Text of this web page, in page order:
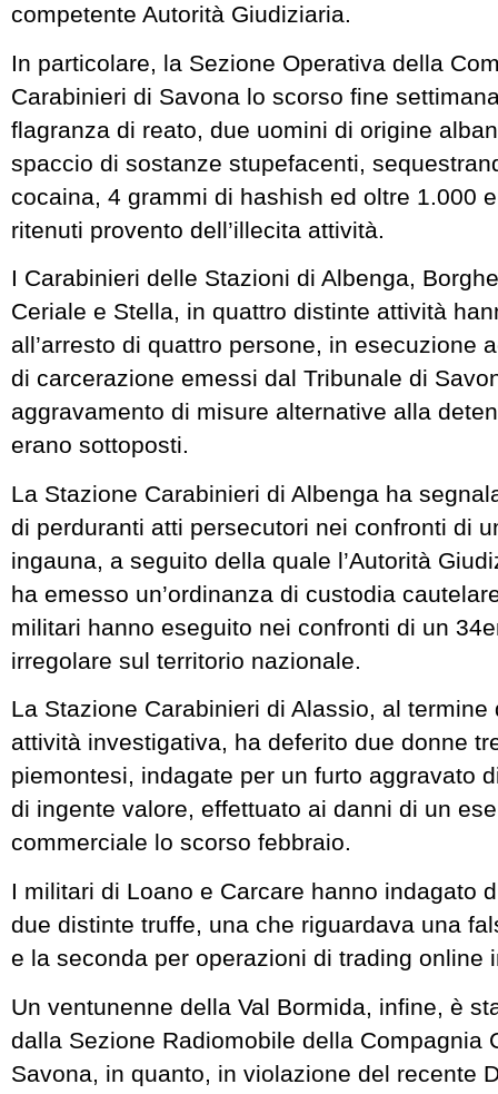
competente Autorità Giudiziaria.
In particolare, la Sezione Operativa della
Carabinieri di Savona lo scorso fine
flagranza di reato, due uomini di origine
spaccio di sostanze stupefacenti,
cocaina, 4 grammi di hashish ed oltre 1.000
ritenuti provento dell’illecita attività.
I Carabinieri delle Stazioni di Albenga,
Ceriale e Stella, in quattro distinte attività
all’arresto di quattro persone, in esecuzione
di carcerazione emessi dal Tribunale di
aggravamento di misure alternative alla
erano sottoposti.
La Stazione Carabinieri di Albenga ha
di perduranti atti persecutori nei confronti di
ingauna, a seguito della quale l’Autorità
ha emesso un’ordinanza di custodia
militari hanno eseguito nei confronti di un
irregolare sul territorio nazionale.
La Stazione Carabinieri di Alassio, al termine
attività investigativa, ha deferito due donne
piemontesi, indagate per un furto aggravato
di ingente valore, effettuato ai danni di un
commerciale lo scorso febbraio.
I militari di Loano e Carcare hanno indagato
due distinte truffe, una che riguardava una
e la seconda per operazioni di trading online
Un ventunenne della Val Bormida, infine, è
dalla Sezione Radiomobile della Compagnia
Savona, in quanto, in violazione del recente